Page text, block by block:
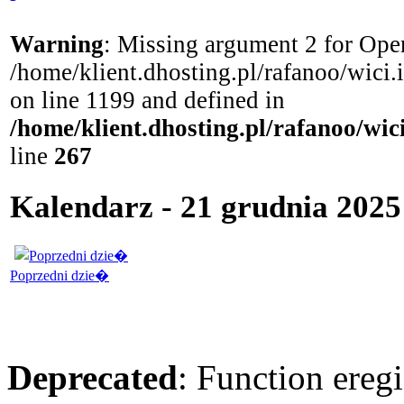
Warning: Missing argument 2 for
/home/klient.dhosting.pl/rafanoo/
on line 1199 and defined in
/home/klient.dhosting.pl/rafanoo/
line 267
Kalendarz - 21 grudnia
Poprzedni dzie�
Deprecated: Function